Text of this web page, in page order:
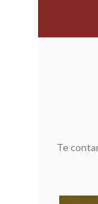
Te